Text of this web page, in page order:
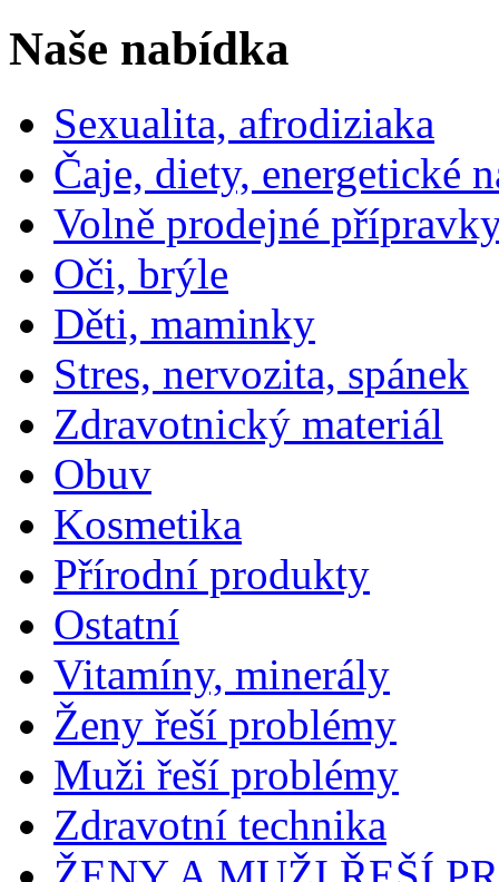
Naše nabídka
Sexualita, afrodiziaka
Čaje, diety, energetické
Volně prodejné
Oči, brýle
Děti, maminky
Stres, nervozita, spánek
Zdravotnický materiál
Obuv
Kosmetika
Přírodní produkty
Ostatní
Vitamíny, minerály
Ženy řeší problémy
Muži řeší problémy
Zdravotní technika